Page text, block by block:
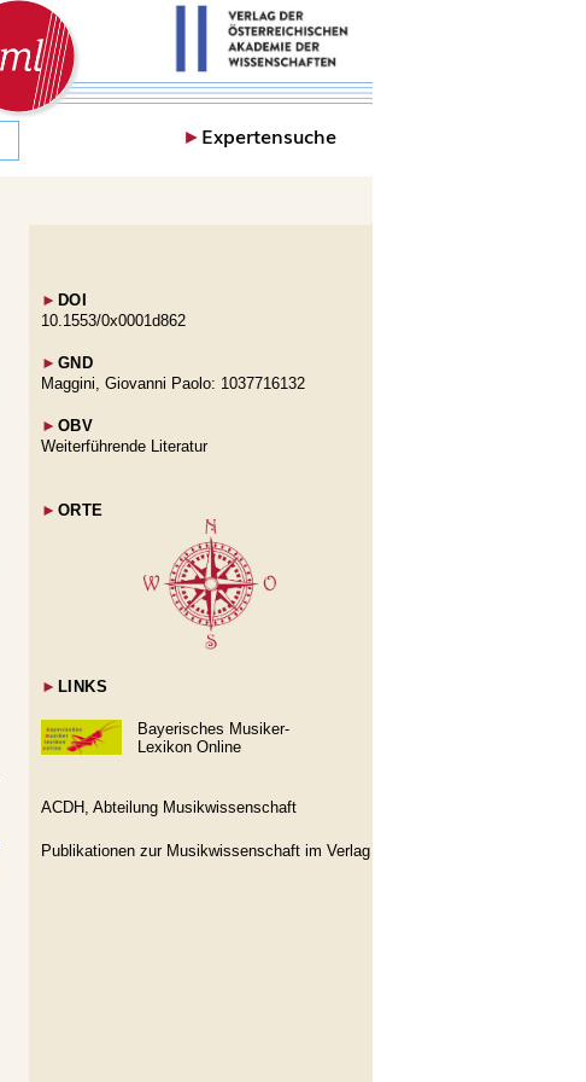
►Expertensuche
► DOI
10.1553/0x0001d862
► GND
Maggini, Giovanni Paolo: 1037716132
► OBV
Weiterführende Literatur
► ORTE
► LINKS
Bayerisches Musiker-
Lexikon Online
ACDH, Abteilung Musikwissenschaft
Publikationen zur Musikwissenschaft im Verlag